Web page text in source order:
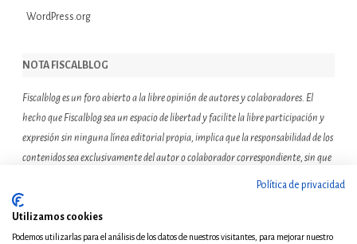
WordPress.org
NOTA FISCALBLOG
Fiscalblog es un foro abierto a la libre opinión de autores y colaboradores. El
hecho que Fiscalblog sea un espacio de libertad y facilite la libre participación y
expresión sin ninguna línea editorial propia, implica que la responsabilidad de los
contenidos sea exclusivamente del autor o colaborador correspondiente, sin que
ello suponga que el resto de miembros de la comunidad de Fiscalblog asuman o
compartan las reflexiones u opiniones expresadas.
Política de privacidad
Utilizamos cookies
Podemos utilizarlas para el análisis de los datos de nuestros visitantes, para mejorar nuestro